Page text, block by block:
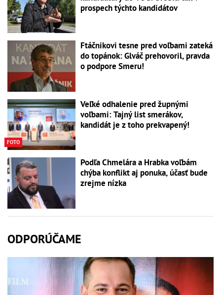
prospech týchto kandidátov
Ftáčnikovi tesne pred voľbami zateká
do topánok: Glváč prehovoril, pravda
o podpore Smeru!
FOTO
Veľké odhalenie pred župnými
voľbami: Tajný list smerákov,
kandidát je z toho prekvapený!
Podľa Chmelára a Hrabka voľbám
chýba konflikt aj ponuka, účasť bude
zrejme nízka
ODPORÚČAME